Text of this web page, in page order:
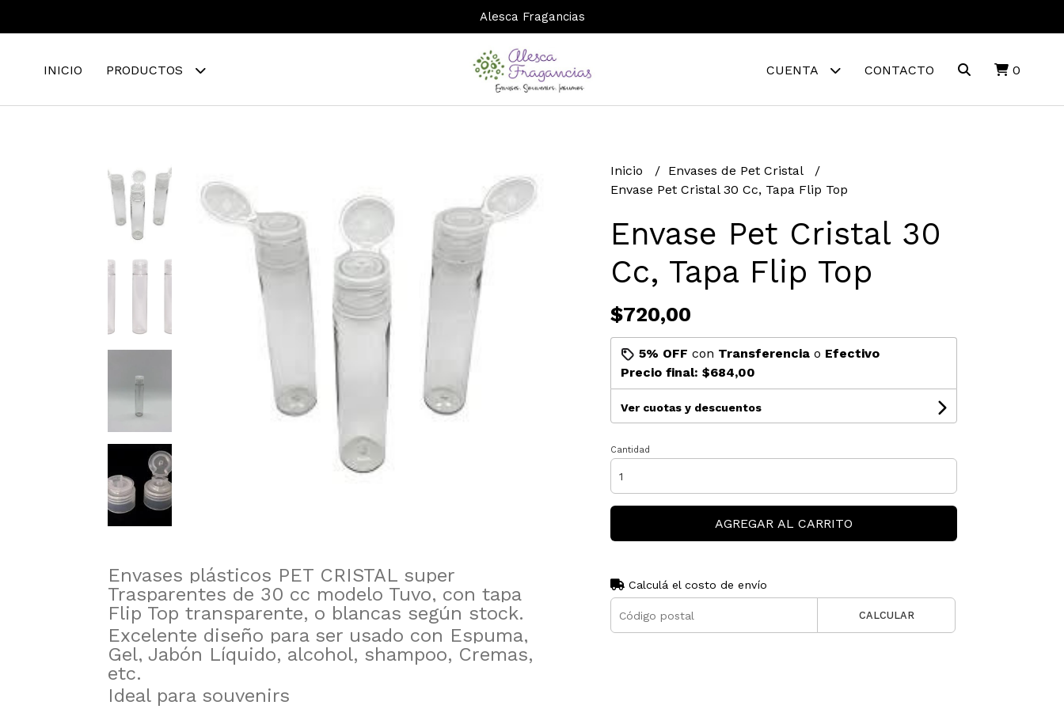
Alesca Fragancias
INICIO PRODUCTOS CUENTA CONTACTO 0
Envases plásticos PET CRISTAL super
Trasparentes de 30 cc modelo Tuvo, con tapa
Flip Top transparente, o blancas según stock.
Excelente diseño para ser usado con Espuma,
Gel, Jabón Líquido, alcohol, shampoo, Cremas,
etc.
Ideal para souvenirs
Inicio
Envases de Pet Cristal
Envase Pet Cristal 30 Cc, Tapa Flip Top
Envase Pet Cristal 30
Cc, Tapa Flip Top
$720,00
5% OFF con Transferenciao Efectivo
Precio final: $684,00
Ver cuotas y descuentos
Cantidad
AGREGAR AL CARRITO
Calculá el costo de envío
CALCULAR